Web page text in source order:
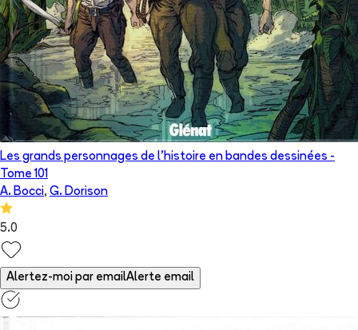
Les grands personnages de l’histoire en bandes dessinées -
Tome 101
A. Bocci, G. Dorison
5.0
Alertez-moi par emailAlerte email